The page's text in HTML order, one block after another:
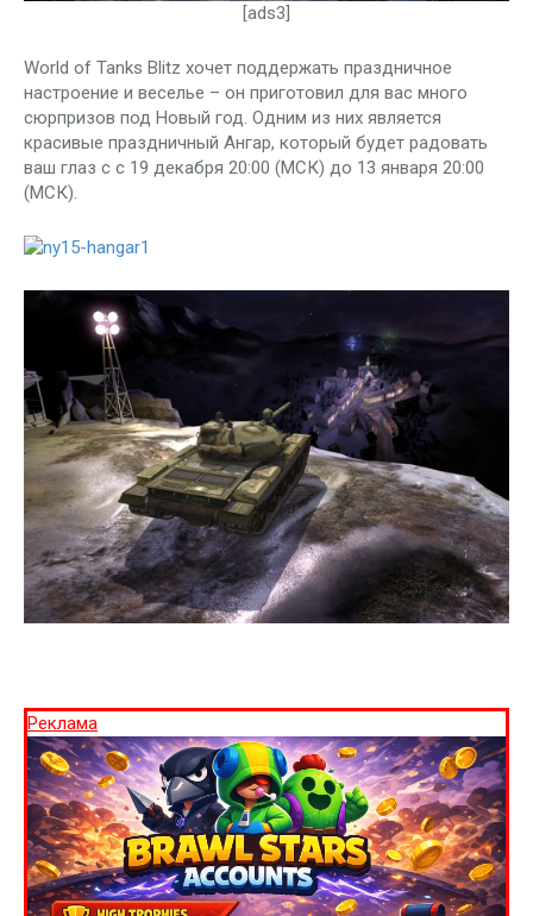
[ads3]
World of Tanks Blitz хочет поддержать праздничное
настроение и веселье – он приготовил для вас много
сюрпризов под Новый год. Одним из них является
красивые праздничный Ангар, который будет радовать
ваш глаз с с 19 декабря 20:00 (МСК) до 13 января 20:00
(МСК).
Реклама